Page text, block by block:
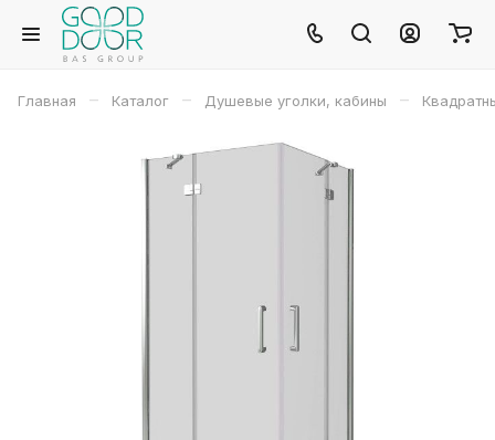
Главная – Каталог – Душевые уголки, кабины –